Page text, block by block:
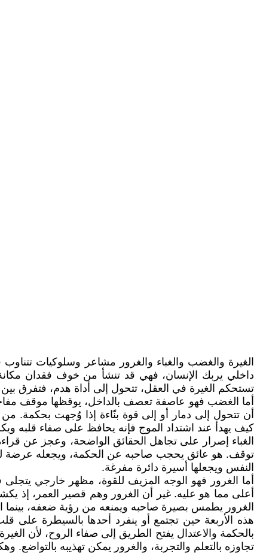
الغيرة والغضب والغباء والغرور مشاعر وسلوكيات
داخلي يربك الإنسان، فهي قد تنشأ من خوف فقدان
تستحكم الغيرة في العقل، تتحول إلى أداة هدم، فتفرق
أما الغضب فهو عاصفة تعصف بالداخل، يوقظها موقف
أن تتحول إلى دمار أو إلى قوة بنّاءة إذا وُجهت بحكمة.
كيف يهدأ عند اشتداد الموج فإنه يحافظ على صفاء قلبه
الغباء إصرار على تجاهل الحقائق الواضحة، وعجز عن
توقف. هو عائق يحجب صاحبه عن الحكمة، ويجعله عرضة
النفس ويجعلها أسيرة دائرة مفرغة.
أما الغرور فهو الوجه المزيف للقوة، مظهر خارجي
أعلى مما هو عليه. غير أن الغرور وهم قصير العمر، إذ
الغرور يطمس بصيرة صاحبه ويمنعه من رؤية ضعفه، بينما
هذه الأربعة حين تجتمع أو ينفرد أحدها بالسيطرة على
بالحكمة والاعتدال يفتح الطريق إلى صفاء الروح، لأن
تجاوزه بالتعلم والتجربة، والغرور يمكن تهذيبه